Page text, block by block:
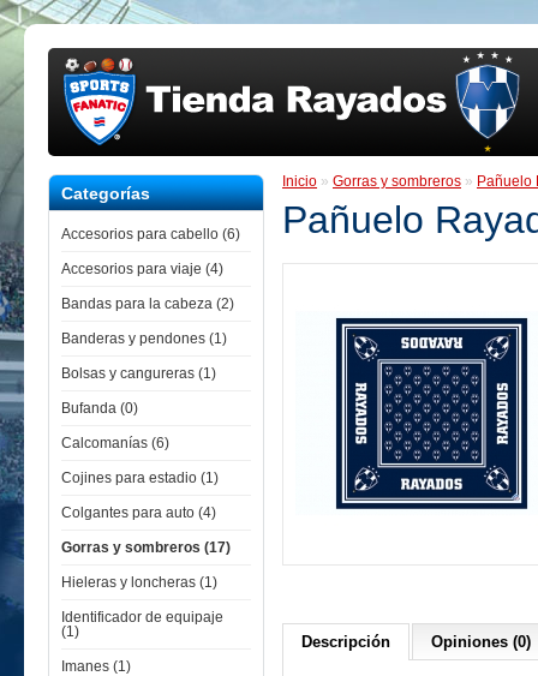
Categorías
Accesorios para cabello (6)
Accesorios para viaje (4)
Bandas para la cabeza (2)
Banderas y pendones (1)
Bolsas y cangureras (1)
Bufanda (0)
Calcomanías (6)
Cojines para estadio (1)
Colgantes para auto (4)
Gorras y sombreros (17)
Hieleras y loncheras (1)
Identificador de equipaje
(1)
Imanes (1)
Inicio » Gorras y sombreros » Pañuelo
Pañuelo
Descripción Opiniones (0)